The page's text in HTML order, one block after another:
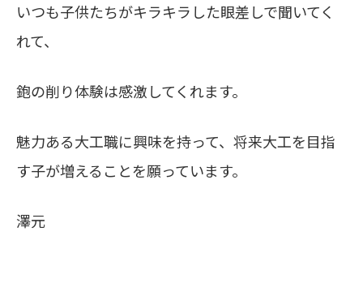
いつも子供たちがキラキラした眼差しで聞いてく
れて、
鉋の削り体験は感激してくれます。
魅力ある大工職に興味を持って、将来大工を目指
す子が増えることを願っています。
澤元